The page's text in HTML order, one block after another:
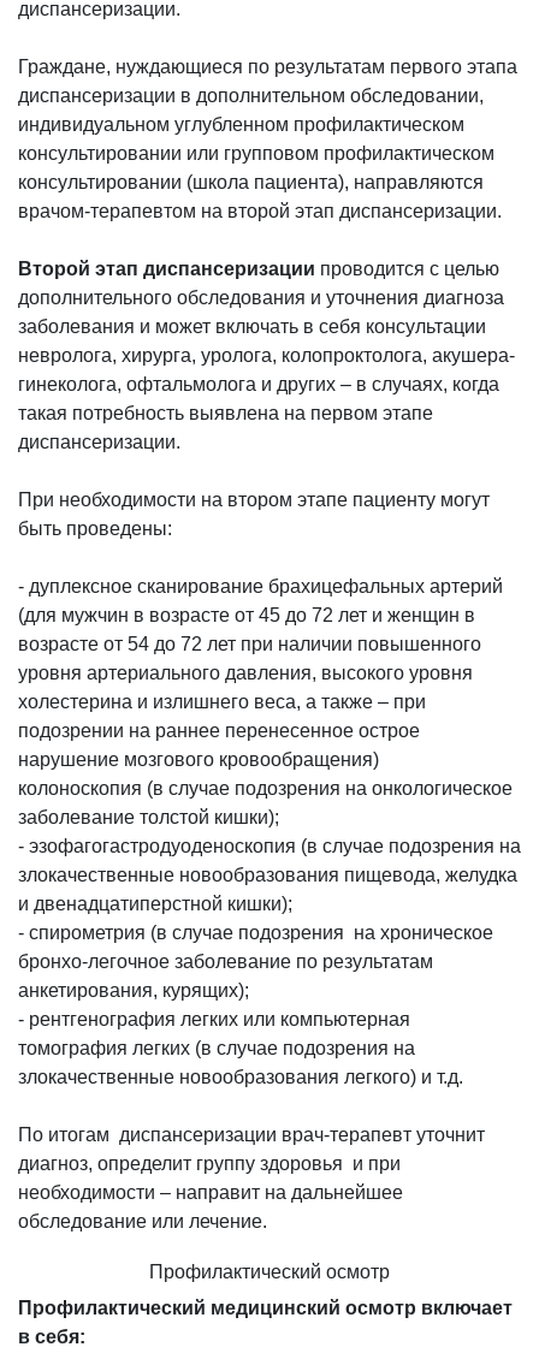
диспансеризации.
Граждане, нуждающиеся по результатам первого этапа
диспансеризации в дополнительном обследовании,
индивидуальном углубленном профилактическом
консультировании или групповом профилактическом
консультировании (школа пациента), направляются
врачом-терапевтом на второй этап диспансеризации.
Второй этап диспансеризации проводится с целью
дополнительного обследования и уточнения диагноза
заболевания и может включать в себя консультации
невролога, хирурга, уролога, колопроктолога, акушера-
гинеколога, офтальмолога и других – в случаях, когда
такая потребность выявлена на первом этапе
диспансеризации.
При необходимости на втором этапе пациенту могут
быть проведены:
- дуплексное сканирование брахицефальных артерий
(для мужчин в возрасте от 45 до 72 лет и женщин в
возрасте от 54 до 72 лет при наличии повышенного
уровня артериального давления, высокого уровня
холестерина и излишнего веса, а также – при
подозрении на раннее перенесенное острое
нарушение мозгового кровообращения)
колоноскопия (в случае подозрения на онкологическое
заболевание толстой кишки);
- эзофагогастродуоденоскопия (в случае подозрения на
злокачественные новообразования пищевода, желудка
и двенадцатиперстной кишки);
- спирометрия (в случае подозрения на хроническое
бронхо-легочное заболевание по результатам
анкетирования, курящих);
- рентгенография легких или компьютерная
томография легких (в случае подозрения на
злокачественные новообразования легкого) и т.д.
По итогам диспансеризации врач-терапевт уточнит
диагноз, определит группу здоровья и при
необходимости – направит на дальнейшее
обследование или лечение.
Профилактический осмотр
Профилактический медицинский осмотр включает
в себя: